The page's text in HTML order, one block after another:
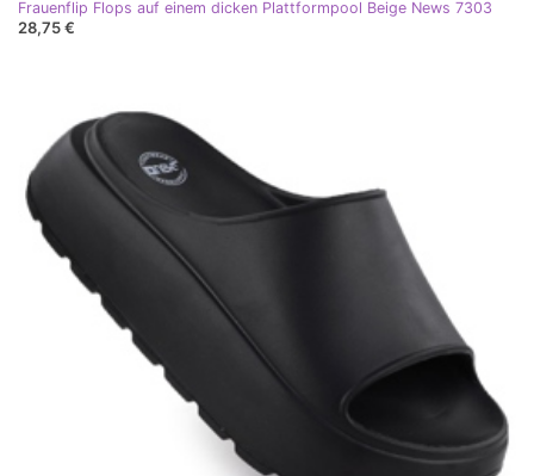
Frauenflip Flops auf einem dicken Plattformpool Beige News 7303
28,75 €